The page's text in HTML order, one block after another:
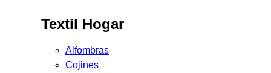
Textil Hogar
Alfombras
Cojines